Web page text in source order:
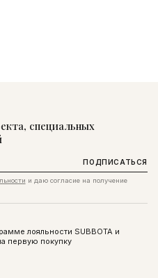
специальных
ПОДПИСАТЬСЯ
и даю согласие на получение
лояльности SUBBOTA и
первую покупку